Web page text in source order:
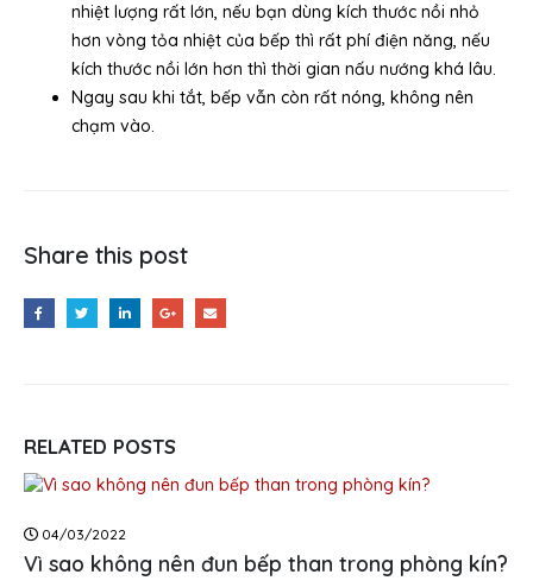
nhiệt lượng rất lớn, nếu bạn dùng kích thước nồi nhỏ
hơn vòng tỏa nhiệt của bếp thì rất phí điện năng, nếu
kích thước nồi lớn hơn thì thời gian nấu nướng khá lâu.
Ngay sau khi tắt, bếp vẫn còn rất nóng, không nên
chạm vào.
Share this post
RELATED POSTS
04/03/2022
Vì sao không nên đun bếp than trong phòng kín?